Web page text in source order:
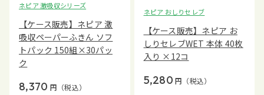
ネピア 激吸収シリーズ
【ケース販売】ネピア 激
吸収ペーパーふきん ソフ
トパック 150組×30パッ
ク
8,370 円 （税込）
ネピア おしりセレブ
【ケース販売】ネピア お
しりセレブWET 本体 40枚
入り ×12コ
5,280 円 （税込）